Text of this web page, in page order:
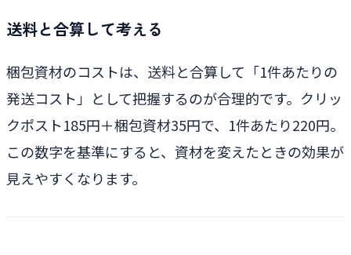
送料と合算して考える
梱包資材のコストは、送料と合算して「1件あたりの
発送コスト」として把握するのが合理的です。クリッ
クポスト185円＋梱包資材35円で、1件あたり220円。
この数字を基準にすると、資材を変えたときの効果が
見えやすくなります。